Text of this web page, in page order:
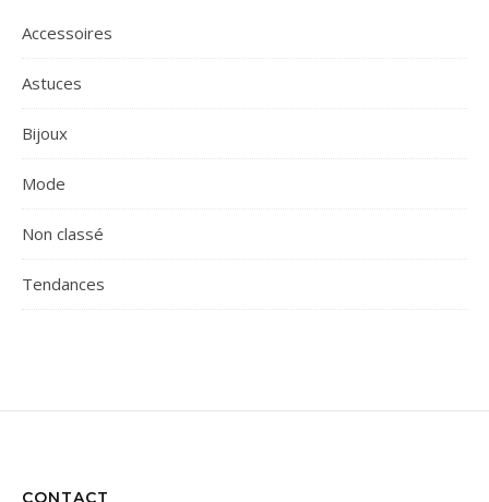
Accessoires
Astuces
Bijoux
Mode
Non classé
Tendances
CONTACT